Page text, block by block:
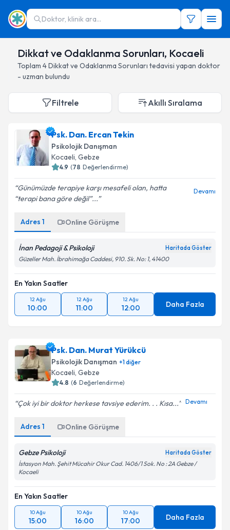
Doktor, klinik ara...
Dikkat ve Odaklanma Sorunları, Kocaeli
Toplam 4Dikkat ve Odaklanma Sorunları tedavisi yapan doktor
- uzman bulundu
Filtrele Akıllı Sıralama
Psk. Dan. Ercan Tekin
Psikolojik Danışman
Kocaeli, Gebze
4.9 (78 Değerlendirme)
Günümüzde terapiye karşı mesafeli olan, hatta
“terapi bana göre değil”...
Devamı
Adres 1 Online Görüşme
İnan Pedagoji & Psikoloji Haritada Göster
Güzeller Mah. İbrahimağa Caddesi, 910. Sk. No: 1, 41400
En Yakın Saatler
12 Ağu
10:00
12 Ağu
11:00
12 Ağu
12:00 Daha Fazla
Psk. Dan. Murat Yürükcü
Psikolojik Danışman +1diğer
Kocaeli, Gebze
4.8 (6 Değerlendirme)
Çok iyi bir doktor herkese tavsiye ederim. . . Kısa... Devamı
Adres 1 Online Görüşme
Gebze Psikoloji Haritada Göster
İstasyon Mah. Şehit Mücahir Okur Cad. 1406/1 Sok. No : 2A Gebze /
Kocaeli
En Yakın Saatler
10 Ağu
15:00
10 Ağu
16:00
10 Ağu
17:00 Daha Fazla